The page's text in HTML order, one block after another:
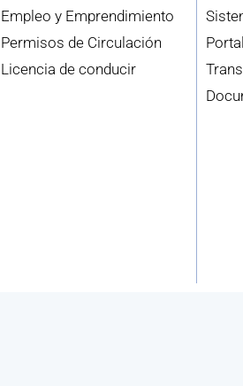
Empleo y Emprendimiento
Permisos de Circulación
Licencia de conducir